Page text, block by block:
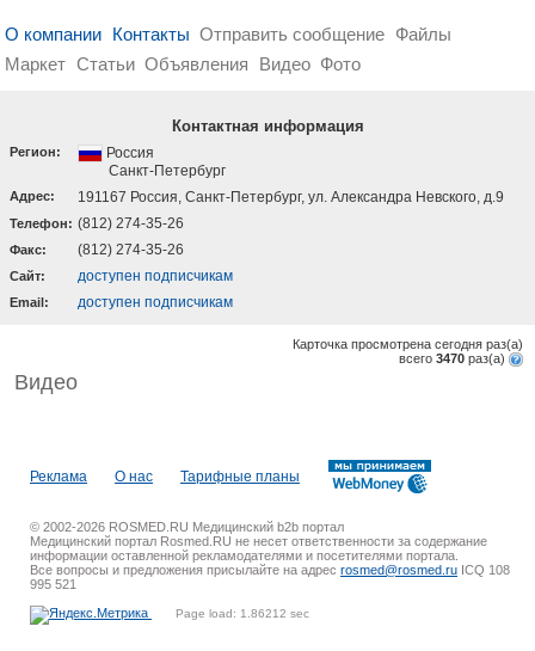
О компании Контакты Отправить сообщение Файлы
Маркет Статьи Объявления Видео Фото
Контактная информация
Регион:
Россия
Санкт-Петербург
Адрес: 191167 Россия, Санкт-Петербург, ул. Александра Невского, д.9
Телефон: (812) 274-35-26
Факс: (812) 274-35-26
Cайт: доступен подписчикам
Email: доступен подписчикам
Карточка просмотрена сегодня раз(a)
всего 3470 раз(a)
Видео
Реклама О нас Тарифные планы
© 2002-2026 ROSMED.RU Медицинский b2b портал
Медицинский портал Rosmed.RU не несет ответственности за содержание
информации оставленной рекламодателями и посетителями портала.
Все вопросы и предложения присылайте на адрес rosmed@rosmed.ru ICQ 108
995 521
Page load: 1.86212 sec